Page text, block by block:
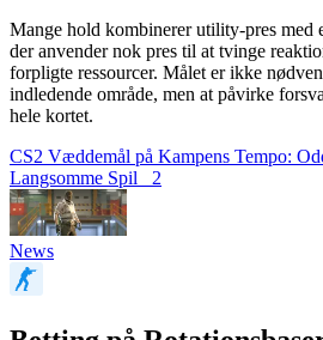
Mange hold kombinerer utility-pres med
der anvender nok pres til at tvinge
forpligte ressourcer. Målet er ikke
indledende område, men at påvirke
hele kortet.
CS2 Væddemål på Kampens Tempo:
Langsomme Spil 2
News